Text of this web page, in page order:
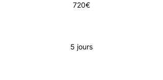
720€
5 jours